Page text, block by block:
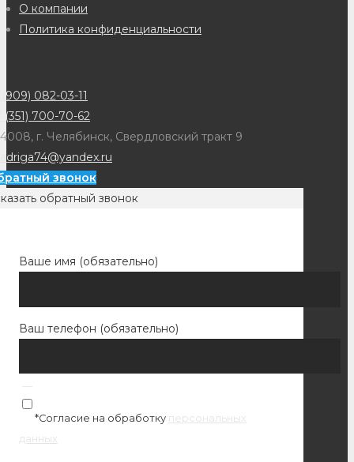
О компании
Политика конфиденциальности
082-03-11
(351) 700-70-62
г. Челябинск, Свердловский тракт 9
звонок
обратный звонок
Ваше имя (обязательно)
Ваш телефон (обязательно)
*Согласие на обработку персональных
данных